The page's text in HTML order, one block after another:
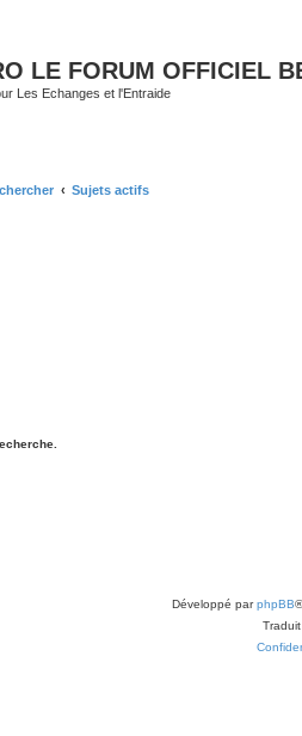
LE FORUM OFFICIEL
Les Echanges et l'Entraide
Sujets actifs
Développé parphpBB